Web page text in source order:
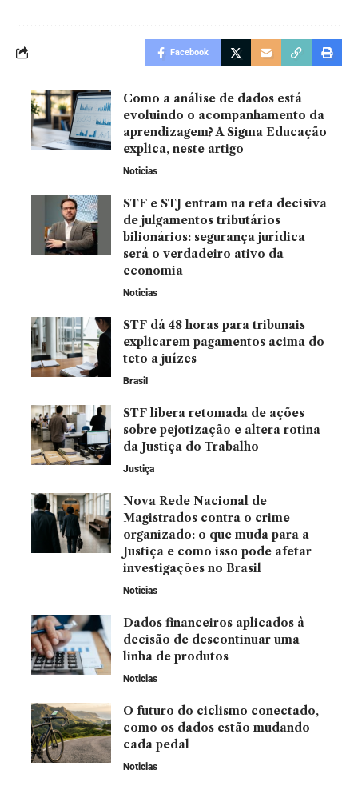
Facebook
Como a análise de dados está
evoluindo o acompanhamento da
aprendizagem? A Sigma Educação
explica, neste artigo
Noticias
STF e STJ entram na reta decisiva
de julgamentos tributários
bilionários: segurança jurídica
será o verdadeiro ativo da
economia
Noticias
STF dá 48 horas para tribunais
explicarem pagamentos acima do
teto a juízes
Brasil
STF libera retomada de ações
sobre pejotização e altera rotina
da Justiça do Trabalho
Justiça
Nova Rede Nacional de
Magistrados contra o crime
organizado: o que muda para a
Justiça e como isso pode afetar
investigações no Brasil
Noticias
Dados financeiros aplicados à
decisão de descontinuar uma
linha de produtos
Noticias
O futuro do ciclismo conectado,
como os dados estão mudando
cada pedal
Noticias